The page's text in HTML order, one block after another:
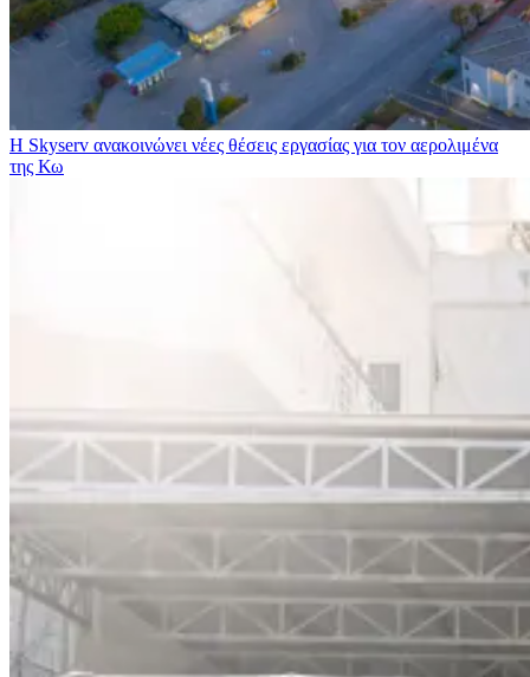
Η Skyserv ανακοινώνει νέες θέσεις εργασίας για τον αερολιμένα
της Κω